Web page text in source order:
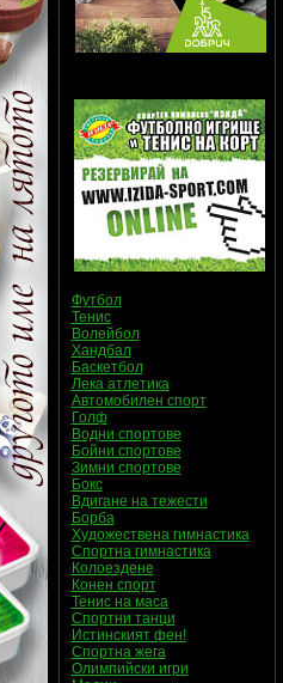
Футбол
Тенис
Волейбол
Хандбал
Баскетбол
Лека атлетика
Автомобилен спорт
Голф
Водни спортове
Бойни спортове
Зимни спортове
Бокс
Вдигане на тежести
Борба
Художествена гимнастика
Спортна гимнастика
Колоездене
Конен спорт
Тенис на маса
Спортни танци
Истинският фен!
Спортна жега
Олимпийски игри